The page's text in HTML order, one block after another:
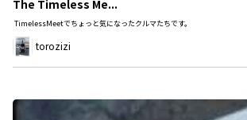
The Timeless Me...
TimelessMeetでちょっと気になったクルマたちです。
torozizi